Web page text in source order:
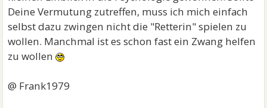
Deine Vermutung zutreffen, muss ich mich einfach
selbst dazu zwingen nicht die "Retterin" spielen zu
wollen. Manchmal ist es schon fast ein Zwang helfen
zu wollen
@ Frank1979